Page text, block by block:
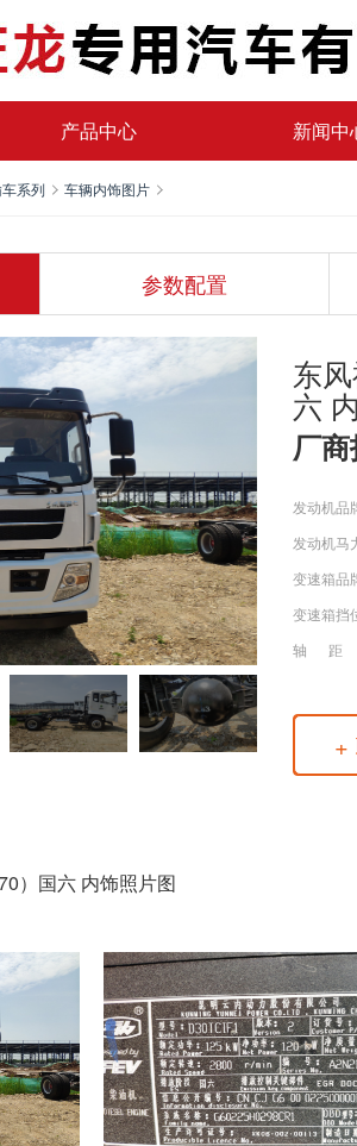
产品中心 新闻中
系列 车辆内饰图片
参数配置
东
六
厂商
发动机品
发动机马
变速箱品
变速箱挡
轴距
+
）国六 内饰照片图